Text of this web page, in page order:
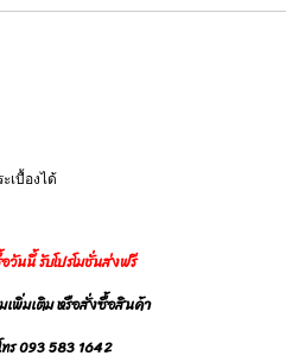
เบื้องได้
วันนี้ รับโปรโมชั่นส่งฟรี
เพิ่มเติม หรือสั่งซื้อสินค้า
ทร 093 583 1642